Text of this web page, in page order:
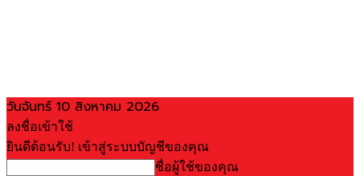
วันจันทร์ 10 สิงหาคม 2026
ลงชื่อเข้าใช้
ยินดีต้อนรับ! เข้าสู่ระบบบัญชีของคุณ
ชื่อผู้ใช้ของคุณ